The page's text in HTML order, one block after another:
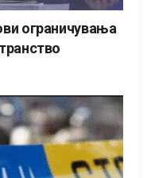
ограничувања